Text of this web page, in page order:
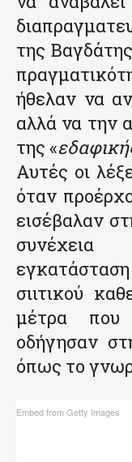
της Βαγδάτης
ήθελαν να
αλλά να την
της «
Αυτές οι
όταν
εισέβαλαν
σιιτικού
μέτρα που
οδήγησαν
όπως το
Embed from Getty Images